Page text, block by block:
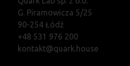
G. Piramowicza 5/25
90-254 Łódź
+48 531 976 200
kontakt@quark.house